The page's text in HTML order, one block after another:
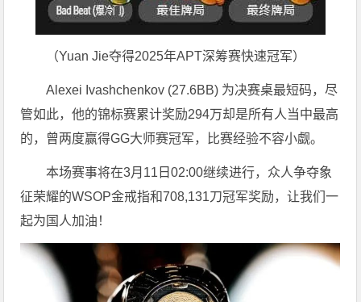
（Yuan Jie夺得2025年APT深筹赛快速冠军）
Alexei Ivashchenkov (27.6BB) 为决赛桌最短码，尽
管如此，他的锦标赛累计奖励294万却是所有人当中最高
的，曾两度赢得GG大师赛冠军，比赛经验不容小觑。
本场赛事将在3月11日02:00继续进行，众人争夺象
征荣耀的WSOP金戒指和708,131刀冠军奖励，让我们一
起为国人加油！